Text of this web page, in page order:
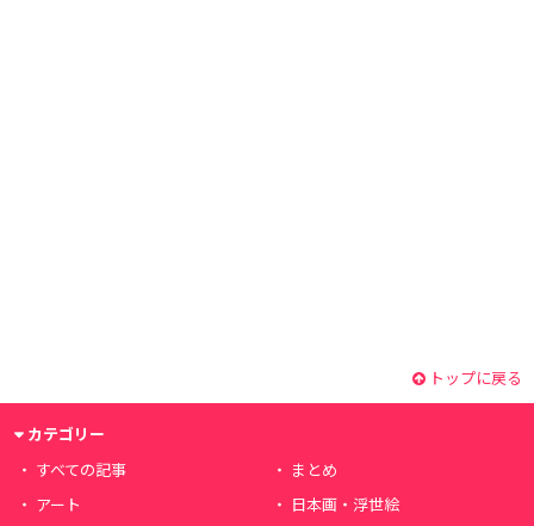
トップに戻る
カテゴリー
すべての記事
まとめ
アート
日本画・浮世絵